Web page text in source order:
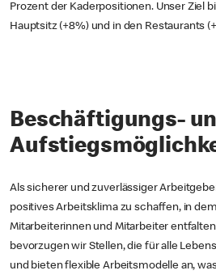
Prozent der Kaderpositionen. Unser Ziel
Hauptsitz (+8%) und in den Restaurants
Beschäftigungs-
Als sicherer und zuverlässiger
positives Arbeitsklima zu schaffen, in
Mitarbeiterinnen und Mitarbeiter
bevorzugen wir Stellen, die für alle
und bieten flexible Arbeitsmodelle an,